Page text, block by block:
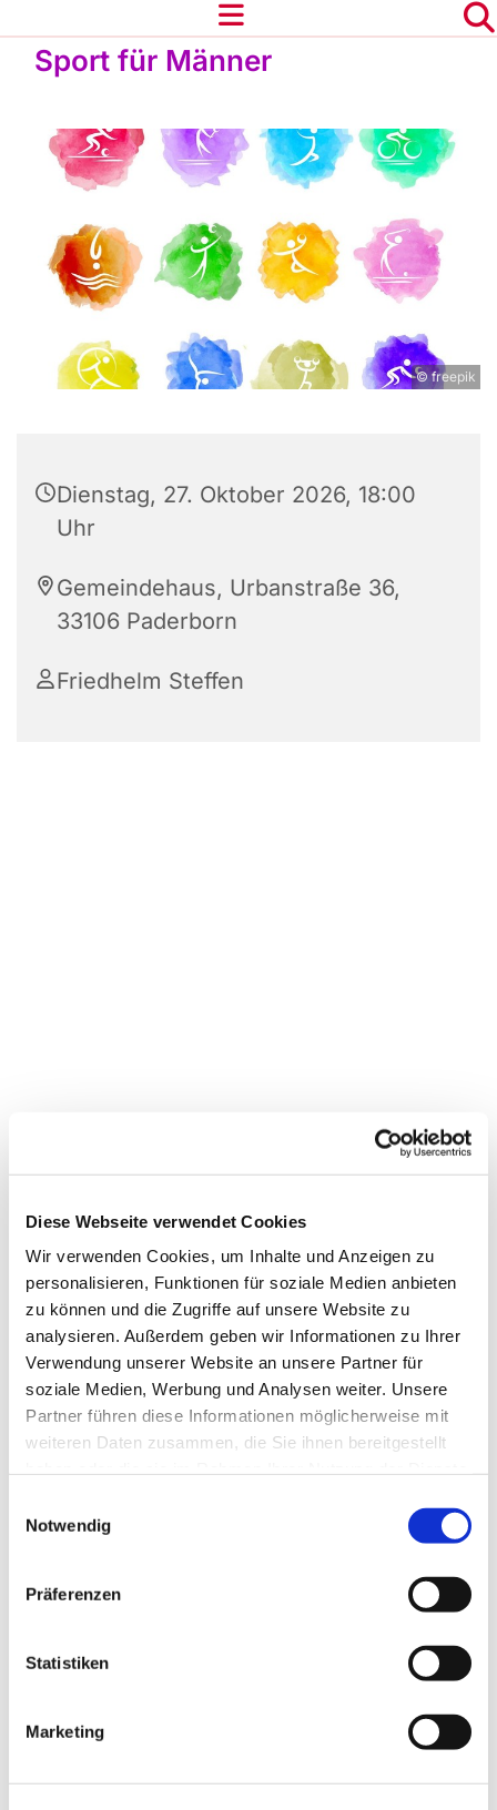
Diese Webseite verwendet Cookies
Wir verwenden Cookies, um Inhalte und Anzeigen zu
personalisieren, Funktionen für soziale Medien anbieten
zu können und die Zugriffe auf unsere Website zu
analysieren. Außerdem geben wir Informationen zu Ihrer
Verwendung unserer Website an unsere Partner für
soziale Medien, Werbung und Analysen weiter. Unsere
Partner führen diese Informationen möglicherweise mit
weiteren Daten zusammen, die Sie ihnen bereitgestellt
Notwendig
Präferenzen
Statistiken
Marketing
Sport für Männer
© freepik
Dienstag, 27. Oktober 2026, 18:00
Uhr
Gemeindehaus, Urbanstraße 36,
33106 Paderborn
Friedhelm Steffen
Dies könnte Sie auch
interessieren